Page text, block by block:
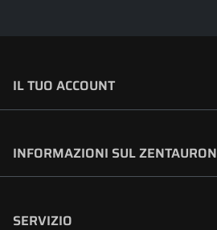
IL TUO ACCOUNT
INFORMAZIONI SUL ZENTAURON
SERVIZIO